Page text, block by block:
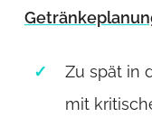
Zu spät in
mit